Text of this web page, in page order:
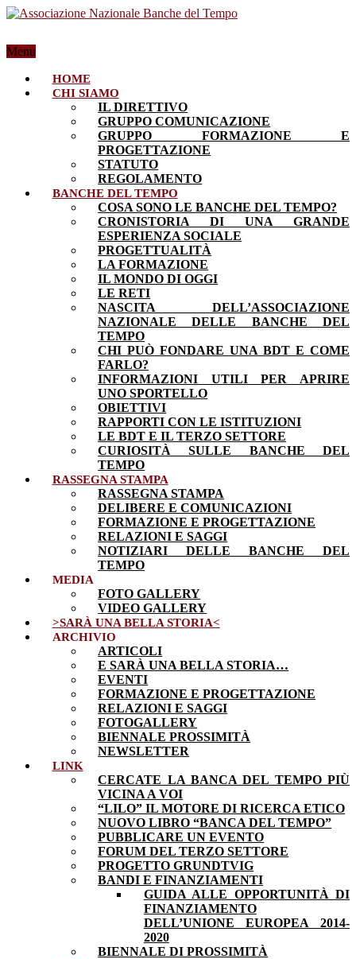
Menu
HOME
CHI SIAMO
IL DIRETTIVO
GRUPPO COMUNICAZIONE
GRUPPO FORMAZIONE E
PROGETTAZIONE
STATUTO
REGOLAMENTO
BANCHE DEL TEMPO
COSA SONO LE BANCHE DEL TEMPO?
CRONISTORIA DI UNA GRANDE
ESPERIENZA SOCIALE
PROGETTUALITÀ
LA FORMAZIONE
IL MONDO DI OGGI
LE RETI
NASCITA DELL’ASSOCIAZIONE
NAZIONALE DELLE BANCHE DEL
TEMPO
CHI PUÒ FONDARE UNA BDT E COME
FARLO?
INFORMAZIONI UTILI PER APRIRE
UNO SPORTELLO
OBIETTIVI
RAPPORTI CON LE ISTITUZIONI
LE BDT E IL TERZO SETTORE
CURIOSITÀ SULLE BANCHE DEL
TEMPO
RASSEGNA STAMPA
RASSEGNA STAMPA
DELIBERE E COMUNICAZIONI
FORMAZIONE E PROGETTAZIONE
RELAZIONI E SAGGI
NOTIZIARI DELLE BANCHE DEL
TEMPO
MEDIA
FOTO GALLERY
VIDEO GALLERY
>SARÀ UNA BELLA STORIA<
ARCHIVIO
ARTICOLI
E SARÀ UNA BELLA STORIA…
EVENTI
FORMAZIONE E PROGETTAZIONE
RELAZIONI E SAGGI
FOTOGALLERY
BIENNALE PROSSIMITÀ
NEWSLETTER
LINK
CERCATE LA BANCA DEL TEMPO PIÙ
VICINA A VOI
“LILO” IL MOTORE DI RICERCA ETICO
NUOVO LIBRO “BANCA DEL TEMPO”
PUBBLICARE UN EVENTO
FORUM DEL TERZO SETTORE
PROGETTO GRUNDTVIG
BANDI E FINANZIAMENTI
GUIDA ALLE OPPORTUNITÀ DI
FINANZIAMENTO
DELL’UNIONE EUROPEA 2014-
2020
BIENNALE DI PROSSIMITÀ